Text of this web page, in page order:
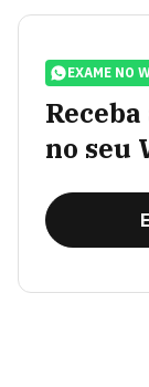
EXAME NO
no seu